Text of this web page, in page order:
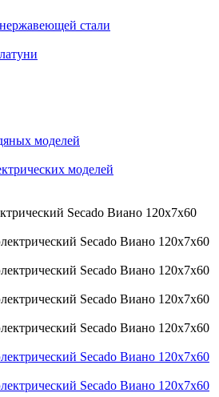
стали
моделей
моделей
Secado Виано 120x7x60